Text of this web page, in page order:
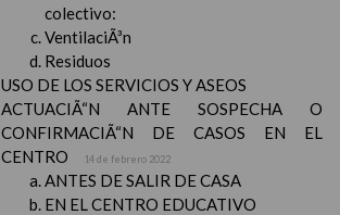
colectivo:
VentilaciÃ³n
Residuos
USO DE LOS SERVICIOS Y ASEOS
ACTUACIÃ“N ANTE SOSPECHA O
CONFIRMACIÃ“N DE CASOS EN EL
CENTRO
14 de febrero 2022
ANTES DE SALIR DE CASA
EN EL CENTRO EDUCATIVO